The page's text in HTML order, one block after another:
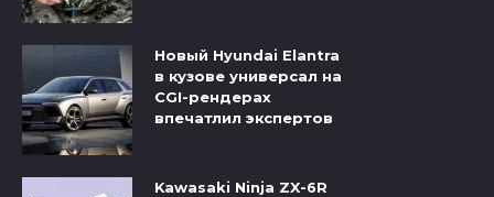
Новый Hyundai Elantra
в кузове универсал на
CGI-рендерах
впечатлил экспертов
Kawasaki Ninja ZX-6R